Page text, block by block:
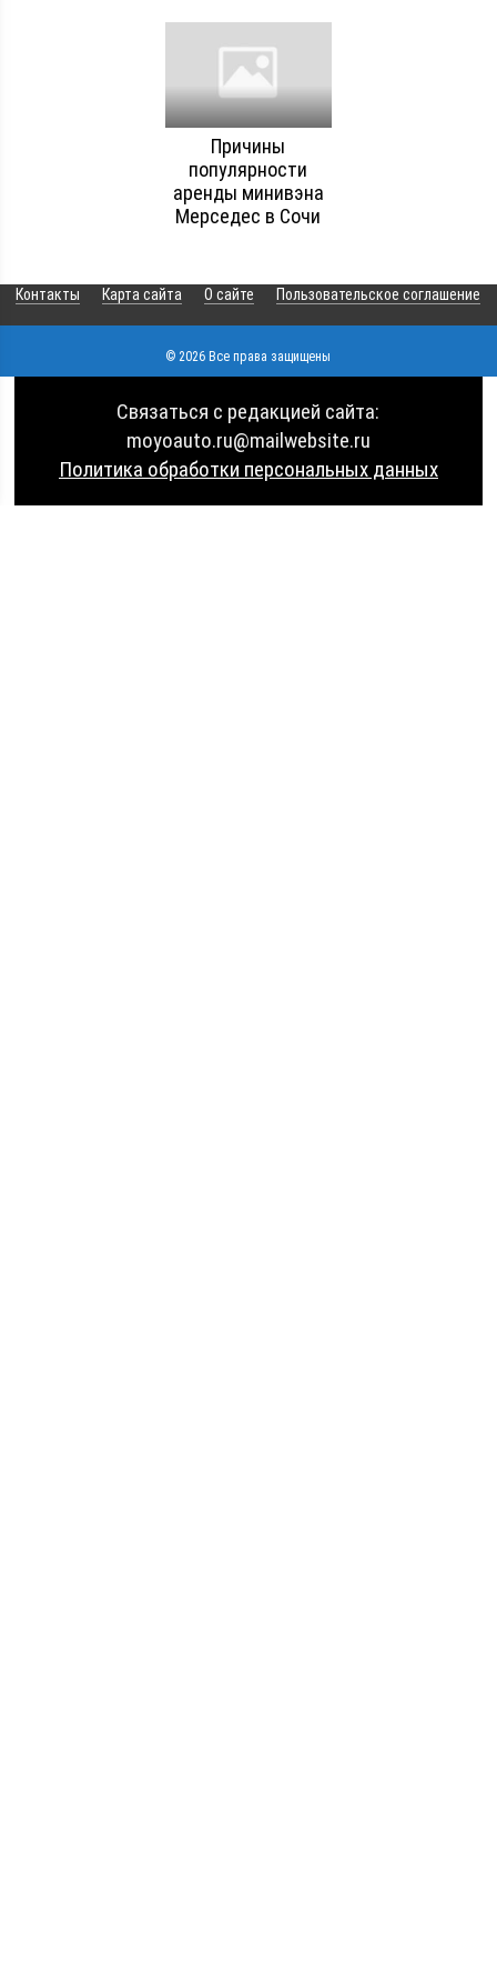
Причины
популярности
аренды минивэна
Мерседес в Сочи
Контакты Карта сайта О сайте Пользовательское соглашение
© 2026 Все права защищены
Связаться с редакцией сайта:
moyoauto.ru@mailwebsite.ru
Политика обработки персональных данных